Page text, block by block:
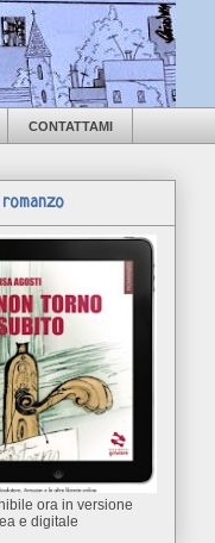
CONTATTAMI
ora in versione
e digitale